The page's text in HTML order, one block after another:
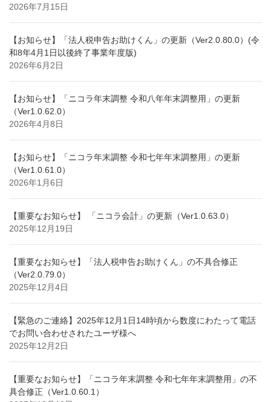
2026年7月15日
【お知らせ】「法人税申告お助けくん」の更新（Ver2.0.80.0）(令
和8年4月1日以後終了事業年度版)
2026年6月2日
【お知らせ】「ニコラ年末調整 令和八年年末調整用」の更新
（Ver1.0.62.0）
2026年4月8日
【お知らせ】「ニコラ年末調整 令和七年年末調整用」の更新
（Ver1.0.61.0）
2026年1月6日
【重要なお知らせ】 「ニコラ会計」の更新（Ver1.0.63.0）
2025年12月19日
【重要なお知らせ】「法人税申告お助けくん」の不具合修正
（Ver2.0.79.0）
2025年12月4日
【緊急のご連絡】2025年12月1日14時頃から数度にわたって電話
でお問い合わせされたユーザ様へ
2025年12月2日
【重要なお知らせ】「ニコラ年末調整 令和七年年末調整用」の不
具合修正（Ver1.0.60.1）